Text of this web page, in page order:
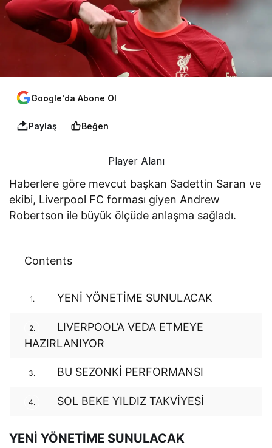
Google'da Abone Ol
Paylaş Beğen
Player Alanı
Haberlere göre mevcut başkan Sadettin Saran ve
ekibi, Liverpool FC forması giyen Andrew
Robertson ile büyük ölçüde anlaşma sağladı.
Contents
1. YENİ YÖNETİME SUNULACAK
2.
LIVERPOOL’A VEDA ETMEYE
HAZIRLANIYOR
3. BU SEZONKİ PERFORMANSI
4. SOL BEKE YILDIZ TAKVİYESİ
YENİ YÖNETİME SUNULACAK